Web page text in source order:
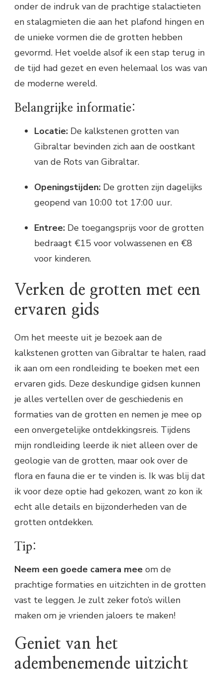
onder de indruk van de prachtige stalactieten
en stalagmieten die aan het plafond hingen en
de unieke vormen die de grotten hebben
gevormd. Het voelde alsof ik een stap terug in
de tijd had gezet en even helemaal los was van
de moderne wereld.
Belangrijke informatie:
Locatie: De kalkstenen grotten van
Gibraltar bevinden zich aan de oostkant
van de Rots van Gibraltar.
Openingstijden: De grotten zijn dagelijks
geopend van 10:00 tot 17:00 uur.
Entree: De toegangsprijs voor de grotten
bedraagt €15 voor volwassenen en €8
voor kinderen.
Verken de grotten met een
ervaren gids
Om het meeste uit je bezoek aan de
kalkstenen grotten van Gibraltar te halen, raad
ik aan om een rondleiding te boeken met een
ervaren gids. Deze deskundige gidsen kunnen
je alles vertellen over de geschiedenis en
formaties van de grotten en nemen je mee op
een onvergetelijke ontdekkingsreis. Tijdens
mijn rondleiding leerde ik niet alleen over de
geologie van de grotten, maar ook over de
flora en fauna die er te vinden is. Ik was blij dat
ik voor deze optie had gekozen, want zo kon ik
echt alle details en bijzonderheden van de
grotten ontdekken.
Tip:
Neem een goede camera mee om de
prachtige formaties en uitzichten in de grotten
vast te leggen. Je zult zeker foto’s willen
maken om je vrienden jaloers te maken!
Geniet van het
adembenemende uitzicht